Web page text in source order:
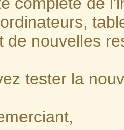
de nouvelles
tester la